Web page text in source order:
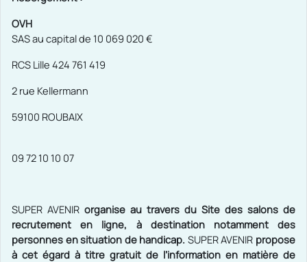
OVH
SAS au capital de 10 069 020 €
RCS Lille 424 761 419
2 rue Kellermann
59100 ROUBAIX
09 72 10 10 07
SUPER AVENIR organise au travers du Site des salons de
recrutement en ligne, à destination notamment des
personnes en situation de handicap. SUPER AVENIR propose
à cet égard à titre gratuit de l’information en matière de